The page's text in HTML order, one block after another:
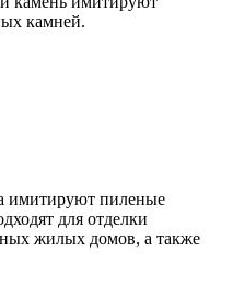
камней.
имитируют пиленые
для отделки
жилых домов, а также